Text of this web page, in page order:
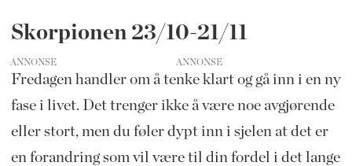
Skorpionen 23/10-21/11
ANNONSE
Fredagen handler om å tenke klart og gå inn i en ny
fase i livet. Det trenger ikke å være noe avgjørende
eller stort, men du føler dypt inn i sjelen at det er
en forandring som vil være til din fordel i det lange